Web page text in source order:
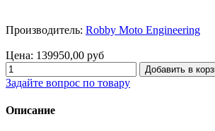
Производитель: Robby Moto Engineering
Цена: 139950,00 руб
Задайте вопрос по товару
Описание